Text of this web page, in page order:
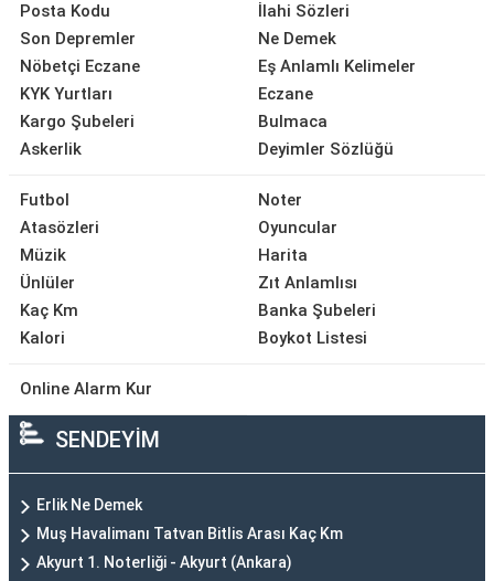
Posta Kodu
Son Depremler
Nöbetçi Eczane
KYK Yurtları
Kargo Şubeleri
Askerlik
İlahi Sözleri
Ne Demek
Eş Anlamlı Kelimeler
Eczane
Bulmaca
Deyimler Sözlüğü
Futbol
Atasözleri
Müzik
Ünlüler
Kaç Km
Kalori
Noter
Oyuncular
Harita
Zıt Anlamlısı
Banka Şubeleri
Boykot Listesi
Online Alarm Kur
SENDEYİM
Erlik Ne Demek
Muş Havalimanı Tatvan Bitlis Arası Kaç Km
Akyurt 1. Noterliği - Akyurt (Ankara)